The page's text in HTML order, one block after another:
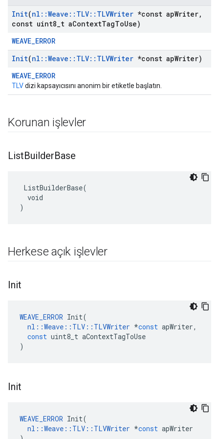
Init(nl ::Weave :: TLV:: TLVWriter *const apWriter,
const uint8 t aContextTagToUse)
WEAVE_ERROR
Init(nl ::Weave :: TLV:: TLVWriter *const apWriter)
WEAVE_ERROR
TLVdizi kapsayıcısını anonim bir etiketle başlatın.
Korunan işlevler
ListBuilderBase
ListBuilderBase(
  void
)
Herkese açık işlevler
Init
WEAVE_ERROR Init(
nl ::Weave :: TLV :: TLVWriter *const apWriter,
const uint8_t aContextTagToUse
)
Init
WEAVE_ERROR Init(
nl ::Weave :: TLV :: TLVWriter *const apWriter